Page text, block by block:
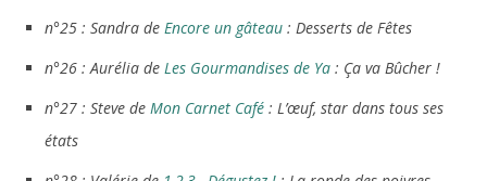
n°25 : Sandra de Encore un gâteau : Desserts de Fêtes
n°26 : Aurélia de Les Gourmandises de Ya : Ça va Bûcher !
n°27 : Steve de Mon Carnet Café : L’œuf, star dans tous ses
états